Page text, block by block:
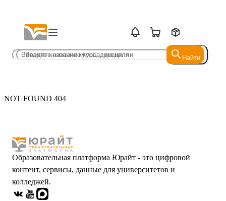
Найти
Найти
NOT FOUND 404
Образовательная платформа Юрайт - это цифровой
контент, сервисы, данные для университетов и
колледжей.